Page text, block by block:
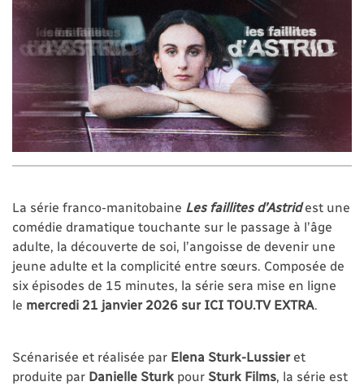
La série franco-manitobaine Les faillites d’Astridest une
comédie dramatique touchante sur le passage à l’âge
adulte, la découverte de soi, l’angoisse de devenir une
jeune adulte et la complicité entre sœurs. Composée de
six épisodes de 15 minutes, la série sera mise en ligne
le mercredi 21 janvier 2026 sur ICI TOU.TV EXTRA
Scénarisée et réalisée par Elena Sturk-Lussieret
produite par Danielle Sturk pour Sturk Films , la série est